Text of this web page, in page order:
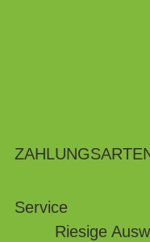
Service
Riesige